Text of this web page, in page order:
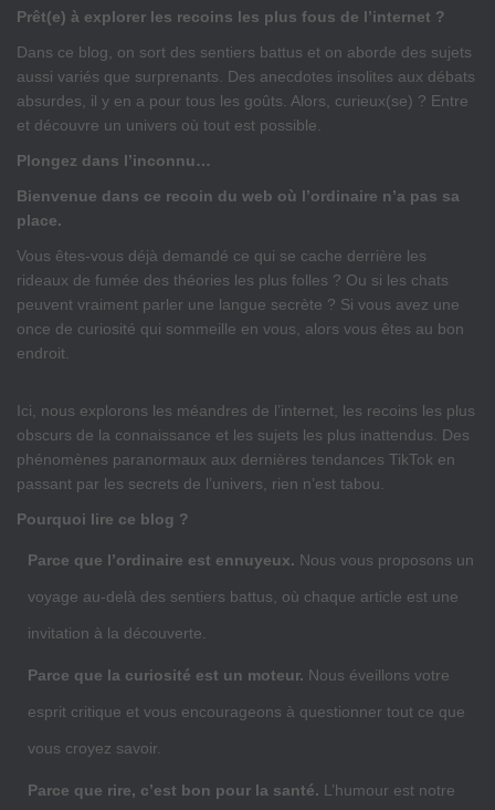
Prêt(e) à explorer les recoins les plus fous de l’internet ?
Dans ce blog, on sort des sentiers battus et on aborde des sujets
aussi variés que surprenants. Des anecdotes insolites aux débats
absurdes, il y en a pour tous les goûts. Alors, curieux(se) ? Entre
et découvre un univers où tout est possible.
Plongez dans l’inconnu…
Bienvenue dans ce recoin du web où l’ordinaire n’a pas sa
place.
Vous êtes-vous déjà demandé ce qui se cache derrière les
rideaux de fumée des théories les plus folles ? Ou si les chats
peuvent vraiment parler une langue secrète ? Si vous avez une
once de curiosité qui sommeille en vous, alors vous êtes au bon
endroit.
Ici, nous explorons les méandres de l’internet, les recoins les plus
obscurs de la connaissance et les sujets les plus inattendus. Des
phénomènes paranormaux aux dernières tendances TikTok en
passant par les secrets de l’univers, rien n’est tabou.
Pourquoi lire ce blog ?
Parce que l’ordinaire est ennuyeux. Nous vous proposons un
voyage au-delà des sentiers battus, où chaque article est une
invitation à la découverte.
Parce que la curiosité est un moteur. Nous éveillons votre
esprit critique et vous encourageons à questionner tout ce que
vous croyez savoir.
Parce que rire, c’est bon pour la santé. L’humour est notre